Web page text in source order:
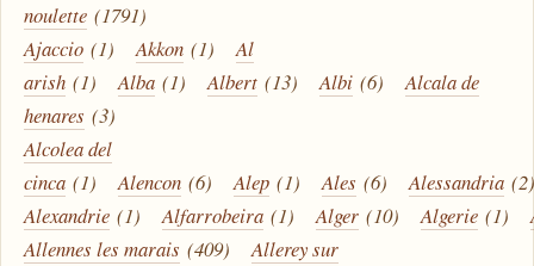
noulette (1791)
Ajaccio (1) Akkon (1)
Al
arish (1) Alba (1) Albert (13) Albi (6)
Alcala de
henares (3)
Alcolea del
cinca (1) Alencon (6) Alep (1) Ales (6) Alessandria
Alexandrie (1) Alfarrobeira (1) Alger (10) Algerie (1)
Allennes les marais (409)
Allerey sur